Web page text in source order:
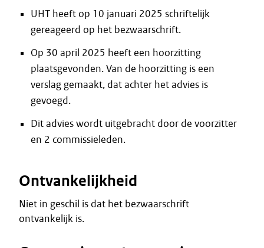
UHT heeft op 10 januari 2025 schriftelijk
gereageerd op het bezwaarschrift.
Op 30 april 2025 heeft een hoorzitting
plaatsgevonden. Van de hoorzitting is een
verslag gemaakt, dat achter het advies is
gevoegd.
Dit advies wordt uitgebracht door de voorzitter
en 2 commissieleden.
Ontvankelijkheid
Niet in geschil is dat het bezwaarschrift
ontvankelijk is.